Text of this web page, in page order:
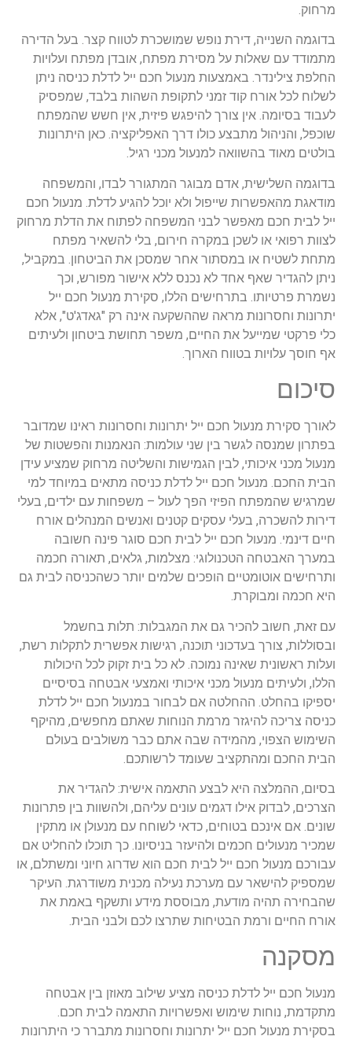
מרחוק.
בדוגמה השנייה, דירת נופש שמושכרת לטווח קצר. בעל הדירה
מתמודד עם שאלות על מסירת מפתח, אובדן מפתח ועלויות
החלפת צילינדר. באמצעות מנעול חכם ייל לדלת כניסה ניתן
לשלוח לכל אורח קוד זמני לתקופת השהות בלבד, שמפסיק
לעבוד בסיומה. אין צורך להיפגש פיזית, אין חשש שהמפתח
שוכפל, והניהול מתבצע כולו דרך האפליקציה. כאן היתרונות
בולטים מאוד בהשוואה למנעול מכני רגיל.
בדוגמה השלישית, אדם מבוגר המתגורר לבדו, והמשפחה
מודאגת מהאפשרות שייפול ולא יוכל להגיע לדלת. מנעול חכם
ייל לבית חכם מאפשר לבני המשפחה לפתוח את הדלת מרחוק
לצוות רפואי או לשכן במקרה חירום, בלי להשאיר מפתח
מתחת לשטיח או במסתור אחר שמסכן את הביטחון. במקביל,
ניתן להגדיר שאף אחד לא נכנס ללא אישור מפורש, וכך
נשמרת פרטיותו. בתרחישים הללו, סקירת מנעול חכם ייל
יתרונות וחסרונות מראה שההשקעה אינה רק "גאדג'ט", אלא
כלי פרקטי שמייעל את החיים, משפר תחושת ביטחון ולעיתים
אף חוסך עלויות בטווח הארוך.
סיכום
לאורך סקירת מנעול חכם ייל יתרונות וחסרונות ראינו שמדובר
בפתרון שמנסה לגשר בין שני עולמות: הנאמנות והפשטות של
מנעול מכני איכותי, לבין הגמישות והשליטה מרחוק שמציע עידן
הבית החכם. מנעול חכם ייל לדלת כניסה מתאים במיוחד למי
שמרגיש שהמפתח הפיזי הפך לעול – משפחות עם ילדים, בעלי
דירות להשכרה, בעלי עסקים קטנים ואנשים המנהלים אורח
חיים דינמי. מנעול חכם ייל לבית חכם סוגר פינה חשובה
במערך האבטחה הטכנולוגי: מצלמות, גלאים, תאורה חכמה
ותרחישים אוטומטיים הופכים שלמים יותר כשהכניסה לבית גם
היא חכמה ומבוקרת.
עם זאת, חשוב להכיר גם את המגבלות: תלות בחשמל
ובסוללות, צורך בעדכוני תוכנה, רגישות אפשרית לתקלות רשת,
ועלות ראשונית שאינה נמוכה. לא כל בית זקוק לכל היכולות
הללו, ולעיתים מנעול מכני איכותי ואמצעי אבטחה בסיסיים
יספיקו בהחלט. ההחלטה אם לבחור במנעול חכם ייל לדלת
כניסה צריכה להיגזר מרמת הנוחות שאתם מחפשים, מהיקף
השימוש הצפוי, מהמידה שבה אתם כבר משולבים בעולם
הבית החכם ומהתקציב שעומד לרשותכם.
בסיום, ההמלצה היא לבצע התאמה אישית: להגדיר את
הצרכים, לבדוק אילו דגמים עונים עליהם, ולהשוות בין פתרונות
שונים. אם אינכם בטוחים, כדאי לשוחח עם מנעולן או מתקין
שמכיר מנעולים חכמים ולהיעזר בניסיונו. כך תוכלו להחליט אם
עבורכם מנעול חכם ייל לבית חכם הוא שדרוג חיוני ומשתלם, או
שמספיק להישאר עם מערכת נעילה מכנית משודרגת. העיקר
שהבחירה תהיה מודעת, מבוססת מידע ותשקף באמת את
אורח החיים ורמת הבטיחות שתרצו לכם ולבני הבית.
מסקנה
מנעול חכם ייל לדלת כניסה מציע שילוב מאוזן בין אבטחה
מתקדמת, נוחות שימוש ואפשרויות התאמה לבית חכם.
בסקירת מנעול חכם ייל יתרונות וחסרונות מתברר כי היתרונות